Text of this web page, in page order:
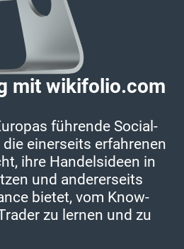
mit wikifolio.com
führende Social-
einerseits erfahrenen
ihre Handelsideen in
und andererseits
bietet, vom Know-
zu lernen und zu